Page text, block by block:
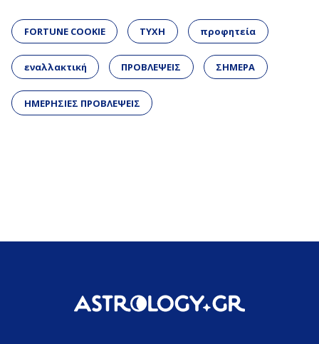
FORTUNE COOKIE ΤΥΧΗ προφητεία
εναλλακτική ΠΡΟΒΛΕΨΕΙΣ ΣΗΜΕΡΑ
ΗΜΕΡΗΣΙΕΣ ΠΡΟΒΛΕΨΕΙΣ